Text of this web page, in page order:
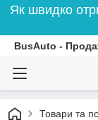
Як швидко
BusAuto -
Товари та